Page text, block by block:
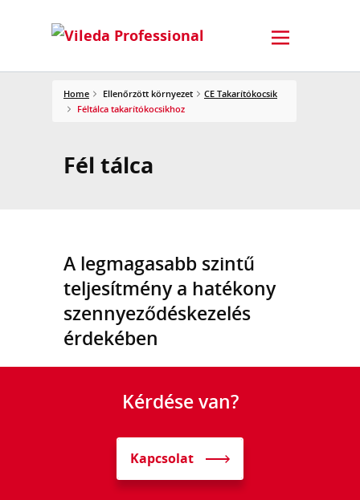
Home Ellenőrzött környezet
CE Takarítókocsik
Féltálca takarítókocsikhoz
Fél tálca
A legmagasabb szintű
teljesítmény a hatékony
szennyeződéskezelés
érdekében
Kérdése van?
Kapcsolat